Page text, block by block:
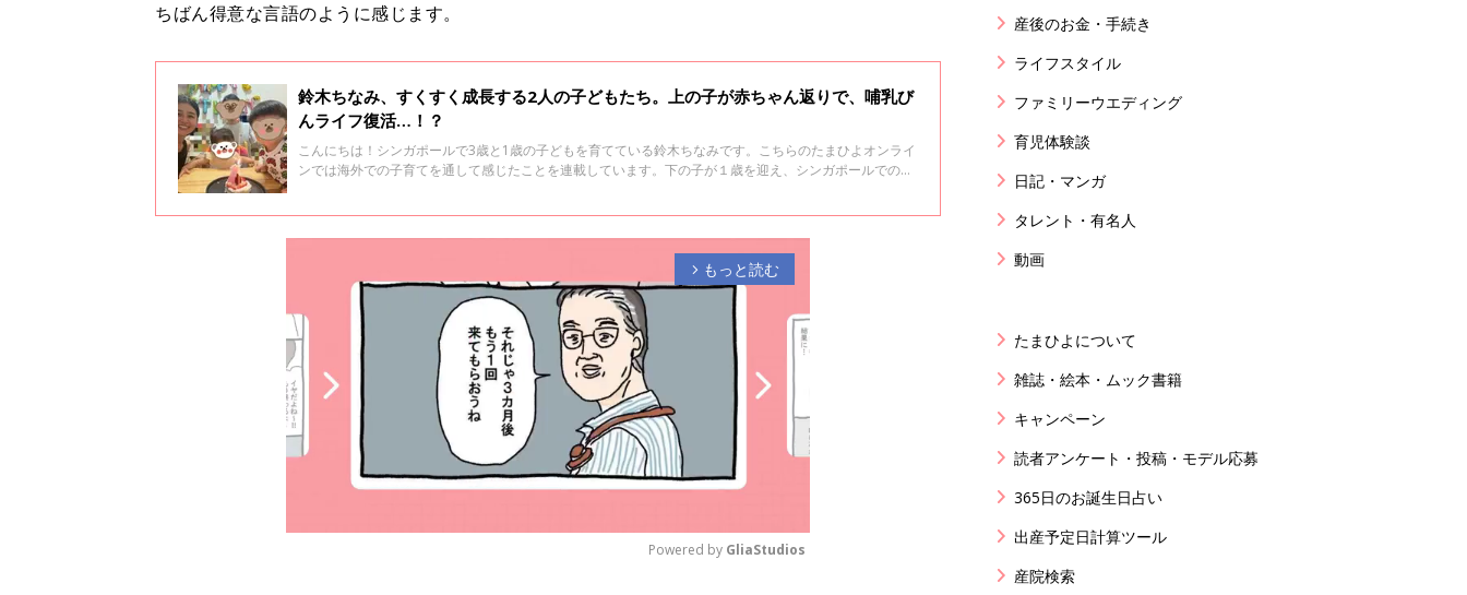
ちばん得意な言語のように感じます。
鈴木ちなみ、すくすく成長する2人の子どもたち。上の子が赤ちゃん返りで、哺乳び
んライフ復活…！？
こんにちは！シンガポールで3歳と1歳の子どもを育てている鈴木ちなみです。こちらのたまひよオンライ
ンでは海外での子育てを通して感じたことを連載しています。下の子が１歳を迎え、シンガポールでの２
arrow_forward_ios もっと読む
Powered by GliaStudios
産後のお金・手続き
ライフスタイル
ファミリーウエディング
育児体験談
日記・マンガ
タレント・有名人
動画
たまひよについて
雑誌・絵本・ムック書籍
キャンペーン
読者アンケート・投稿・モデル応募
365日のお誕生日占い
出産予定日計算ツール
産院検索